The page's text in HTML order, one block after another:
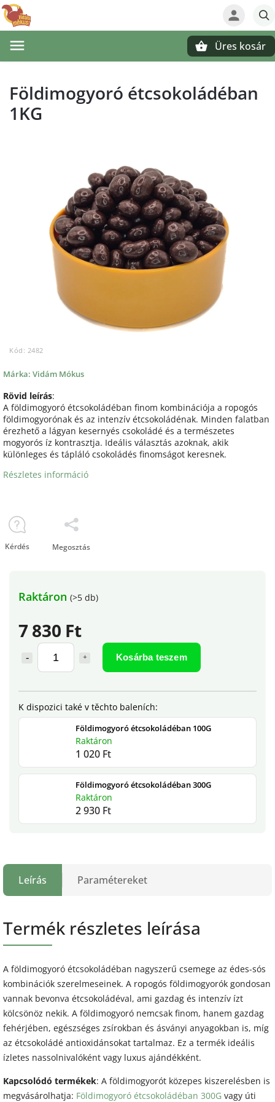
Üres kosár
Földimogyoró étcsokoládéban
1KG
Kód: 2482
Márka: Vidám Mókus
7 830 Ft
Kosárba teszem
Földimogyoró étcsokoládéban 100G
Raktáron
1 020 Ft
Földimogyoró étcsokoládéban 300G
Raktáron
2 930 Ft
Raktáron (>5 db)
Rövid leírás:
A földimogyoró étcsokoládéban finom kombinációja a ropogós
földimogyorónak és az intenzív étcsokoládénak. Minden falatban
érezhető a lágyan kesernyés csokoládé és a természetes
mogyorós íz kontrasztja. Ideális választás azoknak, akik
különleges és tápláló csokoládés finomságot keresnek.
Részletes információ
Kérdés Megosztás
Leírás Paramétereket
Termék részletes leírása
A földimogyoró étcsokoládéban nagyszerű csemege az édes-sós
kombinációk szerelmeseinek. A ropogós földimogyorók gondosan
vannak bevonva étcsokoládéval, ami gazdag és intenzív ízt
kölcsönöz nekik. A földimogyoró nemcsak finom, hanem gazdag
fehérjében, egészséges zsírokban és ásványi anyagokban is, míg
az étcsokoládé antioxidánsokat tartalmaz. Ez a termék ideális
ízletes nassolnivalóként vagy luxus ajándékként.
Kapcsolódó termékek: A földimogyorót közepes kiszerelésben is
megvásárolhatja: Földimogyoró étcsokoládéban 300G vagy úti